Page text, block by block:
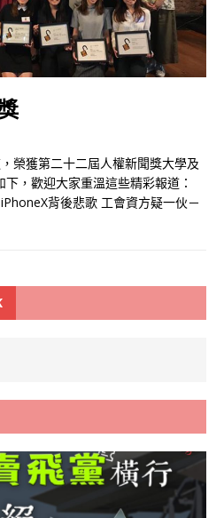
榮獲第二十二屆人權新聞獎大學及
，歡迎大家重溫這些精彩報道：
背後悲歌 工會資方疑一伙－